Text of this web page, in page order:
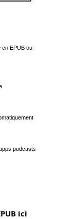
EPUB ou
podcasts
ici